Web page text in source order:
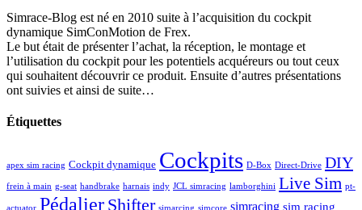
Simrace-Blog est né en 2010 suite à l’acquisition du cockpit
dynamique SimConMotion de Frex.
Le but était de présenter l’achat, la réception, le montage et
l’utilisation du cockpit pour les potentiels acquéreurs ou tout ceux
qui souhaitent découvrir ce produit. Ensuite d’autres présentations
ont suivies et ainsi de suite…
Étiquettes
apex sim racing Cockpit dynamique Cockpits D-Box Direct-Drive DIY
frein à main g-seat handbrake harnais indy JCL simracing lamborghini Live Sim pt-
actuator Pédalier Shifter simarcing simcore simracing sim racing